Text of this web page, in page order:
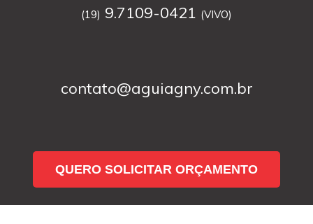
(19) 9.7109-0421 (VIVO)
contato@aguiagny.com.br
QUERO SOLICITAR ORÇAMENTO